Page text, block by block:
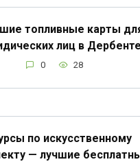
топливные карты
лиц в Дербенте
0 28
по искусственному
— лучшие